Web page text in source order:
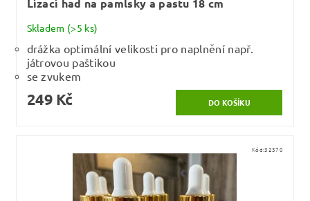
Lízací had na pamlsky a pastu 18 cm
Skladem (>5 ks)
drážka optimální velikosti pro naplnění např.
játrovou paštikou
se zvukem
249 Kč
Kód:32370